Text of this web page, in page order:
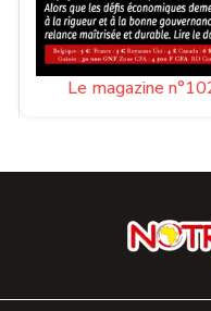
Le magazine